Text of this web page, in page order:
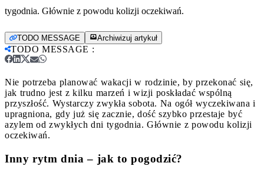
tygodnia. Głównie z powodu kolizji oczekiwań.
TODO MESSAGE Archiwizuj artykuł
TODO MESSAGE :
Nie potrzeba planować wakacji w rodzinie, by przekonać się,
jak trudno jest z kilku marzeń i wizji poskładać wspólną
przyszłość. Wystarczy zwykła sobota. Na ogół wyczekiwana i
upragniona, gdy już się zacznie, dość szybko przestaje być
azylem od zwykłych dni tygodnia. Głównie z powodu kolizji
oczekiwań.
Inny rytm dnia – jak to pogodzić?